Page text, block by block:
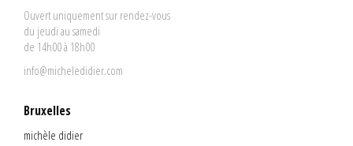
Ouvert uniquement sur rendez-vous
du jeudi au samedi
de 14h00 à 18h00
info@micheledidier.com
Bruxelles
michèle didier